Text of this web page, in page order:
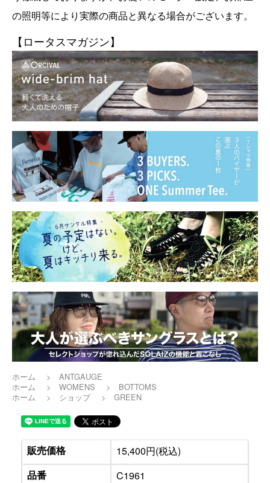
の照明等により実際の商品と異なる場合がございます。
【ロータスマガジン】
ホーム >
ANTGAUGE
ホーム
> WOMENS >
BOTTOMS
ホーム
> ショップ > GREEN
販売価格
15,400円(税込)
品番
C1961